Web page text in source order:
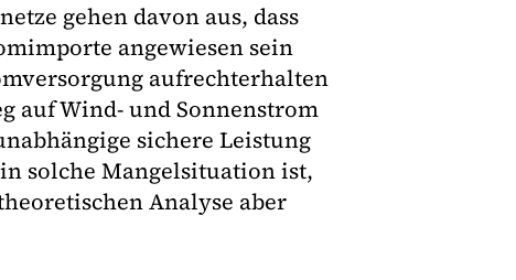
gehen davon aus, dass
angewiesen sein
aufrechterhalten
auf Wind- und Sonnenstrom
sichere Leistung
solche Mangelsituation ist,
Analyse aber